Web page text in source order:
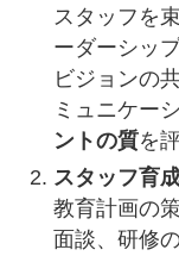
スタッフを
ーダーシッ
ビジョンの
ミュニケー
ントの質を
スタッフ育
教育計画の
面談、研修